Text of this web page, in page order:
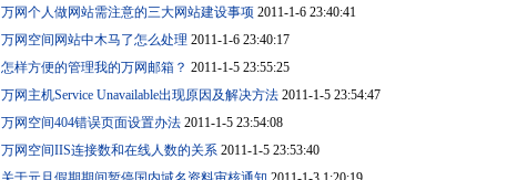
万网个人做网站需注意的三大网站建设事项 2011-1-6 23:40:41
万网空间网站中木马了怎么处理 2011-1-6 23:40:17
怎样方便的管理我的万网邮箱？ 2011-1-5 23:55:25
万网主机Service Unavailable出现原因及解决方法 2011-1-5 23:54:47
万网空间404错误页面设置办法 2011-1-5 23:54:08
万网空间IIS连接数和在线人数的关系 2011-1-5 23:53:40